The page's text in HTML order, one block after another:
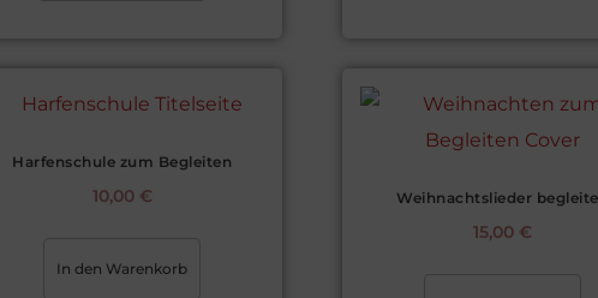
Harfenschule zum Begleiten
10,00 €
In den Warenkorb
Weihnachtslieder
15,00 €